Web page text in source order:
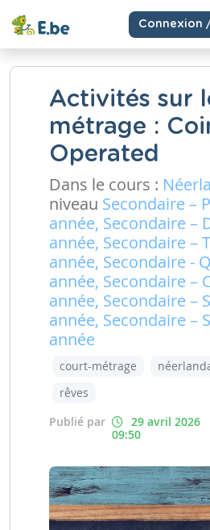
Connexion
Activités sur
métrage :
Operated
Dans le cours :
niveau Secondaire –
année, Secondaire –
année, Secondaire –
année, Secondaire -
année, Secondaire –
année, Secondaire –
année, Secondaire –
année
court-métrage
rêves
Publié par
29 avril 2026
09:50